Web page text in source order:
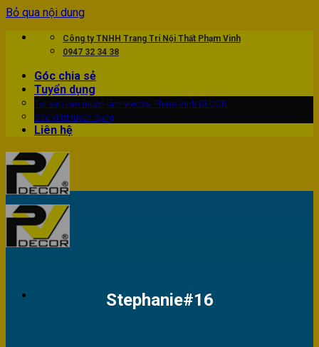
Bỏ qua nội dung
Công ty TNHH Trang Trí Nội Thất Phạm Vinh
0947 32 34 38
Góc chia sẻ
Tuyển dụng
Tại sao bạn muốn làm việc tại Phạm Vinh DECOR
Các vị trí tuyển dụng
Liên hệ
Stephanie#16